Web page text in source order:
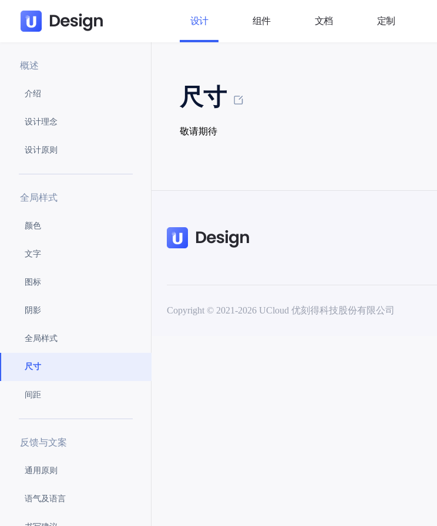
设计 组件 文档 定制
概述
介绍
设计理念
设计原则
全局样式
颜色
文字
图标
阴影
全局样式
尺寸
间距
反馈与文案
通用原则
语气及语言
尺寸
敬请期待
Copyright © 2021-2026 UCloud 优刻得科技股份有限公司